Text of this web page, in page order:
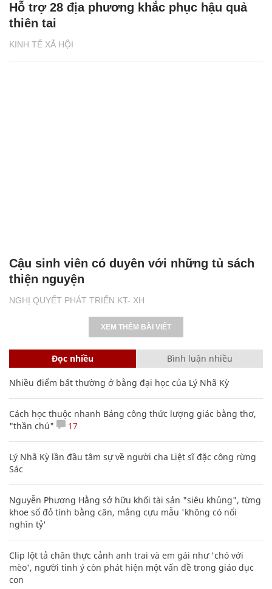
KINH TẾ XÃ HỘI
Hỗ trợ 28 địa phương khắc phục hậu quả
thiên tai
NGHỊ QUYẾT PHÁT TRIỂN KT- XH
Cậu sinh viên có duyên với những tủ sách
thiện nguyện
XEM THÊM BÀI VIẾT
Đọc nhiều Bình luận nhiều
Nhiều điểm bất thường ở bằng đại học của Lý Nhã Kỳ
Cách học thuộc nhanh Bảng công thức lượng giác bằng thơ,
"thần chú"
17
Lý Nhã Kỳ lần đầu tâm sự về người cha Liệt sĩ đặc công rừng
Sác
Nguyễn Phương Hằng sở hữu khối tài sản "siêu khủng", từng
khoe sổ đỏ tính bằng cân, mắng cựu mẫu 'không có nổi
nghìn tỷ'
Clip lột tả chân thực cảnh anh trai và em gái như 'chó với
mèo', người tinh ý còn phát hiện một vấn đề trong giáo dục
con